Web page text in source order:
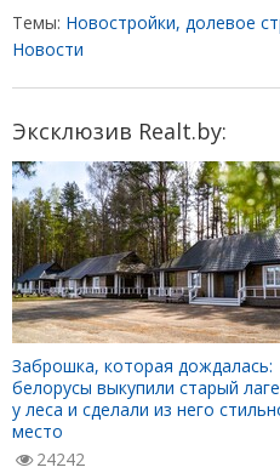
Темы: Новостройки, долевое
Новости
Эксклюзив Realt.by:
Заброшка, которая дождалась:
белорусы выкупили старый
у леса и сделали из него
место
24242